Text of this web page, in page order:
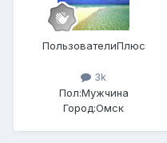
ПользователиПлюс
3k
Пол:Мужчина
Город:Омск